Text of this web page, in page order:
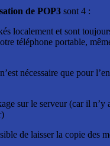
de POP3 sont 4 :
localement et sont
téléphone portable,
nécessaire que pour
sur le serveur (car il n’y
de laisser la copie des